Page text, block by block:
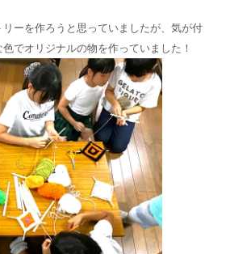
ーを作ろうと思っていましたが、気が付
でオリジナルの物を作っていました！